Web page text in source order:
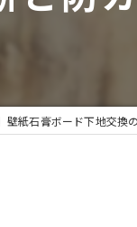
壁紙石膏ボード下地交換